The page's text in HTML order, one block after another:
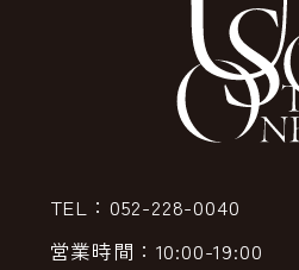
TEL：052-228-0040
営業時間：10:00-19:00